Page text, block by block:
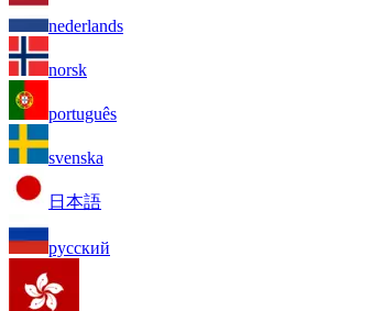
nederlands
norsk
português
svenska
日本語
русский